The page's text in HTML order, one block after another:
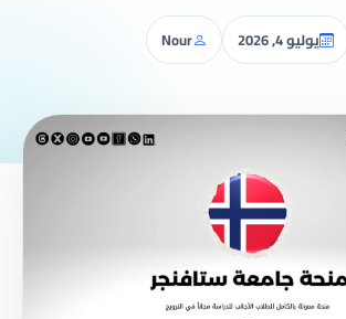
يوليو 4, 2026 Nour